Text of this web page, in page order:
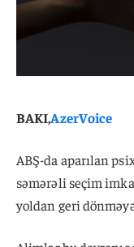
BAKI,AzerVoice
ABŞ-da aparılan
səmərəli seçim
yoldan geri